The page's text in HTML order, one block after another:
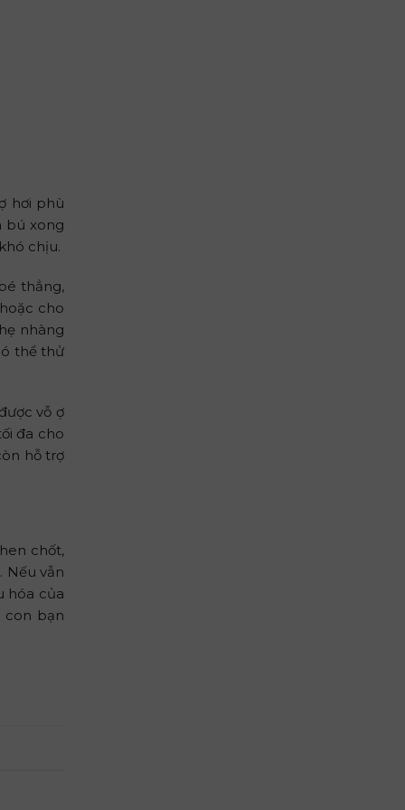
hơi phù
bú xong
chịu.
thẳng,
cho
nhàng
thể thử
vỗ ợ
đa cho
hỗ trợ
chốt,
Nếu vẫn
hóa của
con bạn